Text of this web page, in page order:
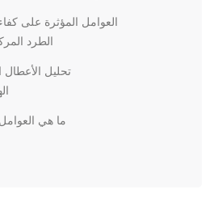
العوامل المؤثرة على
الطرد
تحليل
ما هي